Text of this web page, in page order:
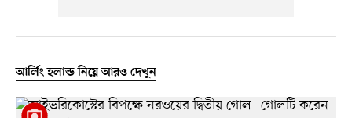
আর্লিং হলান্ড নিয়ে আরও দেখুন